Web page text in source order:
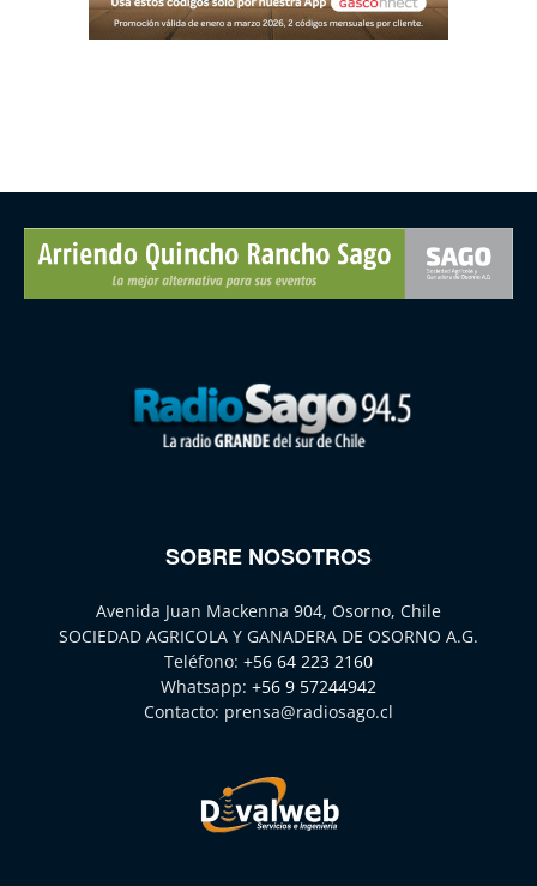
SOBRE NOSOTROS
Avenida Juan Mackenna 904, Osorno, Chile
SOCIEDAD AGRICOLA Y GANADERA DE OSORNO A.G.
Teléfono: +56 64 223 2160
Whatsapp: +56 9 57244942
Contacto: prensa@radiosago.cl